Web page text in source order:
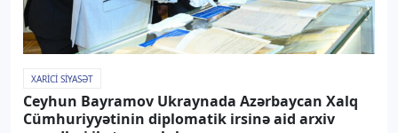
XARICI SIYASƏT
Ceyhun Bayramov Ukraynada Azərbaycan Xalq
Cümhuriyyətinin diplomatik irsinə aid arxiv